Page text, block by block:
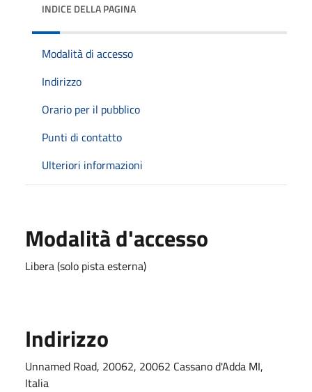
INDICE DELLA PAGINA
Modalità di accesso
Indirizzo
Orario per il pubblico
Punti di contatto
Ulteriori informazioni
Modalità d'accesso
Libera (solo pista esterna)
Indirizzo
Unnamed Road, 20062, 20062 Cassano d'Adda MI,
Italia